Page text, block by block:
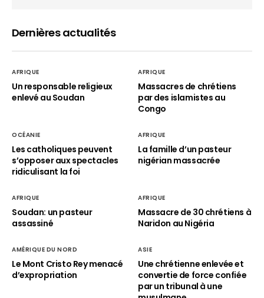
Dernières actualités
AFRIQUE
Un responsable religieux
enlevé au Soudan
AFRIQUE
Massacres de chrétiens
par des islamistes au
Congo
OCÉANIE
Les catholiques peuvent
s’opposer aux spectacles
ridiculisant la foi
AFRIQUE
La famille d’un pasteur
nigérian massacrée
AFRIQUE
Soudan: un pasteur
assassiné
AFRIQUE
Massacre de 30 chrétiens à
Naridon au Nigéria
AMÉRIQUE DU NORD
Le Mont Cristo Rey menacé
d’expropriation
ASIE
Une chrétienne enlevée et
convertie de force confiée
par un tribunal à une